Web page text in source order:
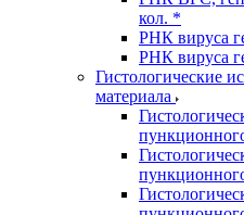
кол. *
РНК вируса
РНК вируса
Гистологические
материала